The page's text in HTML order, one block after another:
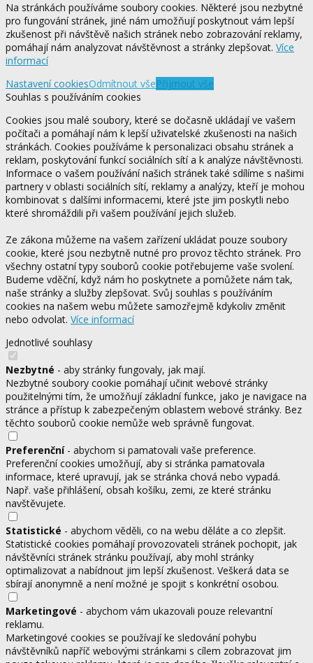
Na stránkách používáme soubory cookies. Některé jsou nezbytné
pro fungování stránek, jiné nám umožňují poskytnout vám lepší
zkušenost při návštěvě našich stránek nebo zobrazování reklamy,
pomáhají nám analyzovat návštěvnost a stránky zlepšovat. Více
informací
Nastavení cookiesOdmítnout všePřijmout vše
Souhlas s používáním cookies
Cookies jsou malé soubory, které se dočasně ukládají ve vašem
počítači a pomáhají nám k lepší uživatelské zkušenosti na našich
stránkách. Cookies používáme k personalizaci obsahu stránek a
reklam, poskytování funkcí sociálních sítí a k analýze návštěvnosti.
Informace o vašem používání našich stránek také sdílíme s našimi
partnery v oblasti sociálních sítí, reklamy a analýzy, kteří je mohou
kombinovat s dalšími informacemi, které jste jim poskytli nebo
které shromáždili při vašem používání jejich služeb.
Ze zákona můžeme na vašem zařízení ukládat pouze soubory
cookie, které jsou nezbytně nutné pro provoz těchto stránek. Pro
všechny ostatní typy souborů cookie potřebujeme vaše svolení.
Budeme vděční, když nám ho poskytnete a pomůžete nám tak,
naše stránky a služby zlepšovat. Svůj souhlas s používáním
cookies na našem webu můžete samozřejmě kdykoliv změnit
nebo odvolat. Více informací
Jednotlivé souhlasy
Nezbytné - aby stránky fungovaly, jak mají.
Nezbytné soubory cookie pomáhají učinit webové stránky
použitelnými tím, že umožňují základní funkce, jako je navigace na
stránce a přístup k zabezpečeným oblastem webové stránky. Bez
těchto souborů cookie nemůže web správně fungovat.
Preferenční- abychom si pamatovali vaše preference.
Preferenční cookies umožňují, aby si stránka pamatovala
informace, které upravují, jak se stránka chová nebo vypadá.
Např. vaše přihlášení, obsah košíku, zemi, ze které stránku
navštěvujete.
Statistické - abychom věděli, co na webu děláte a co zlepšit.
Statistické cookies pomáhají provozovateli stránek pochopit, jak
návštěvníci stránek stránku používají, aby mohl stránky
optimalizovat a nabídnout jim lepší zkušenost. Veškerá data se
sbírají anonymně a není možné je spojit s konkrétní osobou.
Marketingové - abychom vám ukazovali pouze relevantní
reklamu.
Marketingové cookies se používají ke sledování pohybu
návštěvníků napříč webovými stránkami s cílem zobrazovat jim